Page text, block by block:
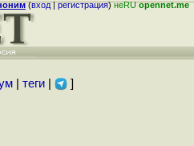
(вход|регистрация)неRUopennet.me
| теги| ]